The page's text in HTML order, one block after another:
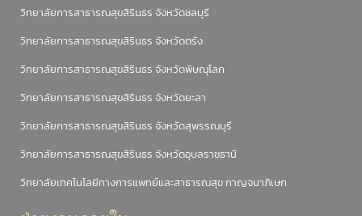
วิทยาลัยการสาธารณสุขสิรินธร จังหวัดชลบุรี
วิทยาลัยการสาธารณสุขสิรินธร จังหวัดตรัง
วิทยาลัยการสาธารณสุขสิรินธร จังหวัดพิษณุโลก
วิทยาลัยการสาธารณสุขสิรินธร จังหวัดยะลา
วิทยาลัยการสาธารณสุขสิรินธร จังหวัดสุพรรณบุรี
วิทยาลัยการสาธารณสุขสิรินธร จังหวัดอุบลราชธานี
วิทยาลัยเทคโนโลยีทางการแพทย์และสาธารณสุข กาญจนาภิเษก